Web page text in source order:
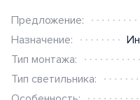
Предложение:
Назначение:
Тип монтажа:
Тип светильника: